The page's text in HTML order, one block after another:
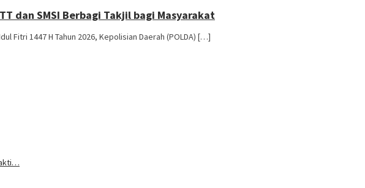
dan SMSI Berbagi Takjil bagi Masyarakat
Fitri 1447 H Tahun 2026, Kepolisian Daerah (POLDA) […]